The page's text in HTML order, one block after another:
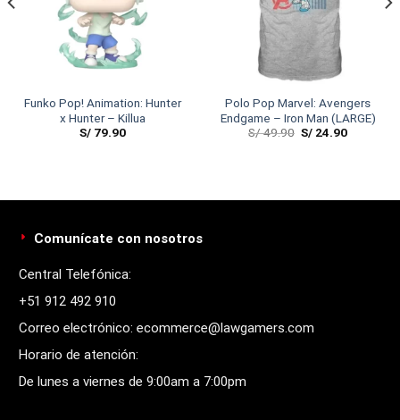
Funko Pop! Animation: Hunter
x Hunter – Killua
S/79.90
Polo Pop Marvel: Avengers
Endgame – Iron Man (LARGE)
S/49.90 S/ 24.90
Comunícate con nosotros
Central Telefónica:
+51 912 492 910
Correo electrónico: ecommerce@lawgamers.com
Horario de atención:
De lunes a viernes de 9:00am a 7:00pm